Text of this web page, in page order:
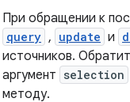
При обращении к
query , update и
источников.
аргумент selection
методу.